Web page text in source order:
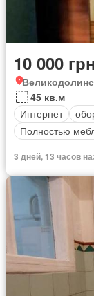
10 000
45 кв.м
Интернет
Полностью
3 дней, 13 часов